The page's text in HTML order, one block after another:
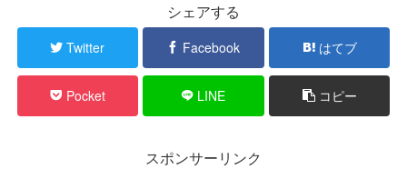
シェアする
Twitter Facebook はてブ
Pocket LINE コピー
スポンサーリンク